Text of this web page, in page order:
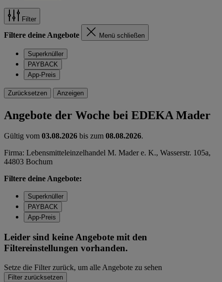
Filter
Filtere deine Angebote Menü schließen
Superknüller
PAYBACK
App-Preis
Zurücksetzen Anzeigen
Angebote der Woche bei EDEKA Mader
Gültig vom 03.08.2026 bis zum 08.08.2026.
Firma: Lebensmitteleinzelhandel M. Mader e. K., Wasserstr. 105a,
44803 Bochum
Filtere deine Angebote:
Superknüller
PAYBACK
App-Preis
Leider sind keine Angebote mit den
Filtereinstellungen vorhanden.
Setze die Filter zurück, um alle Angebote zu sehen
Filter zurücksetzen